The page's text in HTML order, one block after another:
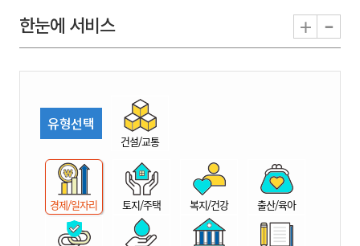
권
시
산
뉴
열
기
한눈에 서비스 + -
유형선택
건설/교통
경제/일자리 토지/주택 복지/건강 출산/육아